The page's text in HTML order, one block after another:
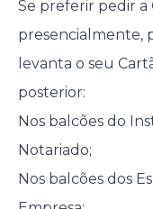
Se preferir pedir a
presencialmente,
levanta o seu
posterior:
Nos balcões do
Notariado;
Nos balcões dos